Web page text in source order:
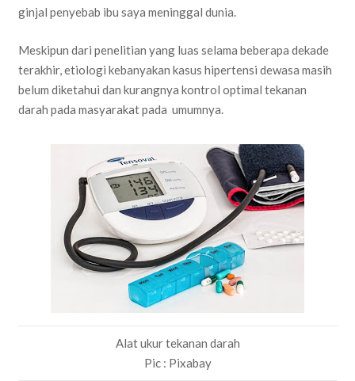
ginjal penyebab ibu saya meninggal dunia.
Meskipun dari penelitian yang luas selama beberapa dekade
terakhir, etiologi kebanyakan kasus hipertensi dewasa masih
belum diketahui dan kurangnya kontrol optimal tekanan
darah pada masyarakat pada umumnya.
Alat ukur tekanan darah
Pic : Pixabay